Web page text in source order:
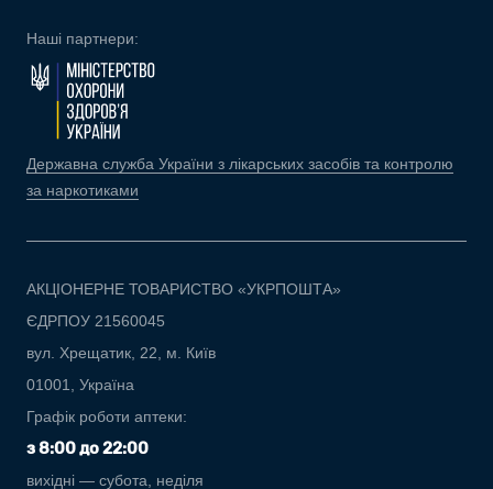
Наші партнери:
Державна служба України з лікарських засобів та контролю
за наркотиками
АКЦІОНЕРНЕ ТОВАРИСТВО «УКРПОШТА»
ЄДРПОУ 21560045
вул. Хрещатик, 22, м. Київ
01001, Україна
Графік роботи аптеки:
з 8:00 до 22:00
вихідні — субота, неділя